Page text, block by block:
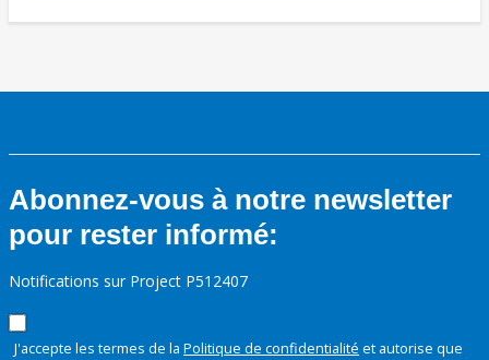
Abonnez-vous à notre newsletter
pour rester informé:
Notifications sur Project P512407
J'accepte les termes de la Politique de confidentialité et autorise que